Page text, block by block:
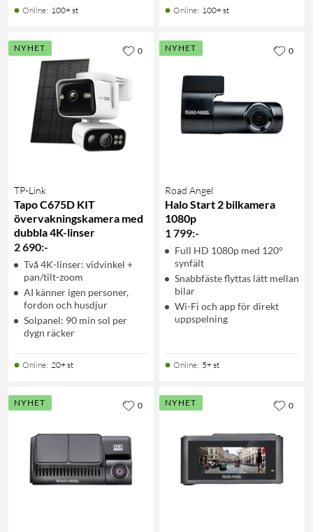
Online: 100+ st Online: 100+ st
NYHET
TP-Link
Tapo C675D KIT
övervakningskamera med
dubbla 4K-linser
2 690:-
Två 4K-linser: vidvinkel +
pan/tilt-zoom
AI känner igen personer,
fordon och husdjur
Solpanel: 90 min sol per
dygn räcker
Online: 20+ st
0 NYHET
Road Angel
Halo Start 2 bilkamera
1080p
1 799:-
Full HD 1080p med 120°
synfält
Snabbfäste flyttas lätt mellan
bilar
Wi-Fi och app för direkt
uppspelning
Online: 5+ st
0
NYHET 0 NYHET 0